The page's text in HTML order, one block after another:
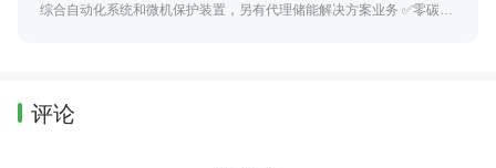
综合自动化系统和微机保护装置，另有代理储能解决方案业务 ✅零碳园
评论